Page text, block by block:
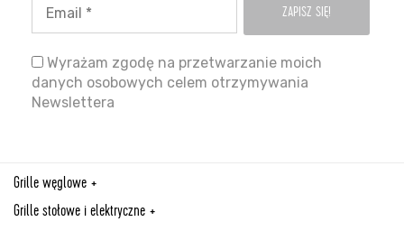
Wyrażam zgodę na przetwarzanie moich
danych osobowych celem otrzymywania
Newslettera
Grille węglowe
Grille stołowe i elektryczne